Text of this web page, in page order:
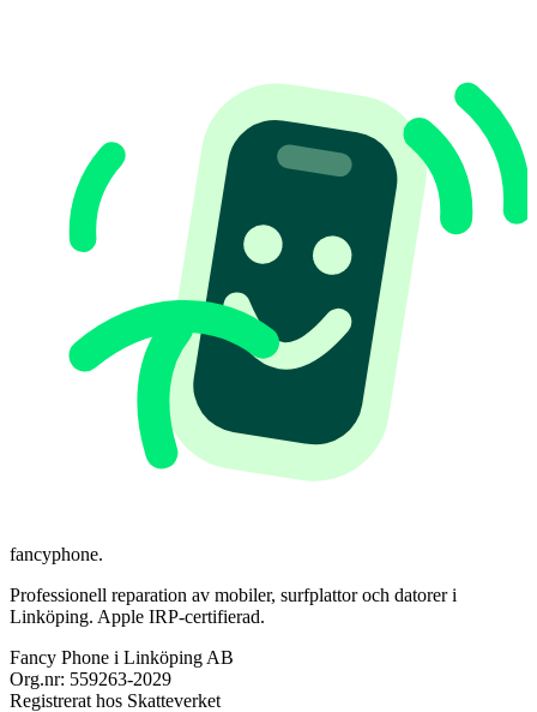
fancyphone.
Professionell reparation av mobiler, surfplattor och datorer i
Linköping. Apple IRP-certifierad.
Fancy Phone i Linköping AB
Org.nr: 559263-2029
Registrerat hos Skatteverket